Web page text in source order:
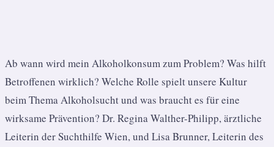
Ab wann wird mein Alkoholkonsum zum Problem? Was hilft
Betroffenen wirklich? Welche Rolle spielt unsere Kultur
beim Thema Alkoholsucht und was braucht es für eine
wirksame Prävention? Dr. Regina Walther-Philipp, ärztliche
Leiterin der Suchthilfe Wien, und Lisa Brunner, Leiterin des